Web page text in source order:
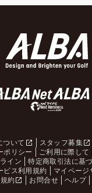
ついて スタッフ募集
ポリシー
ご利用に際して
イン
特定商取引法に基
ビス利用規約
マイページ
約
お問合せ ヘルプ